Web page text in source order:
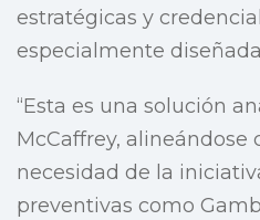
estratégicas y
especialmente
“Esta es una solución
McCaffrey, alineándose
necesidad de la
preventivas como